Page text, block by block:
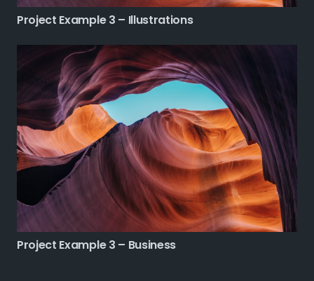
Project Example 3 – Illustrations
Project Example 3 – Business